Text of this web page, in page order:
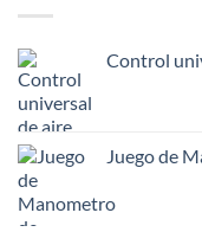
Control
Juego de